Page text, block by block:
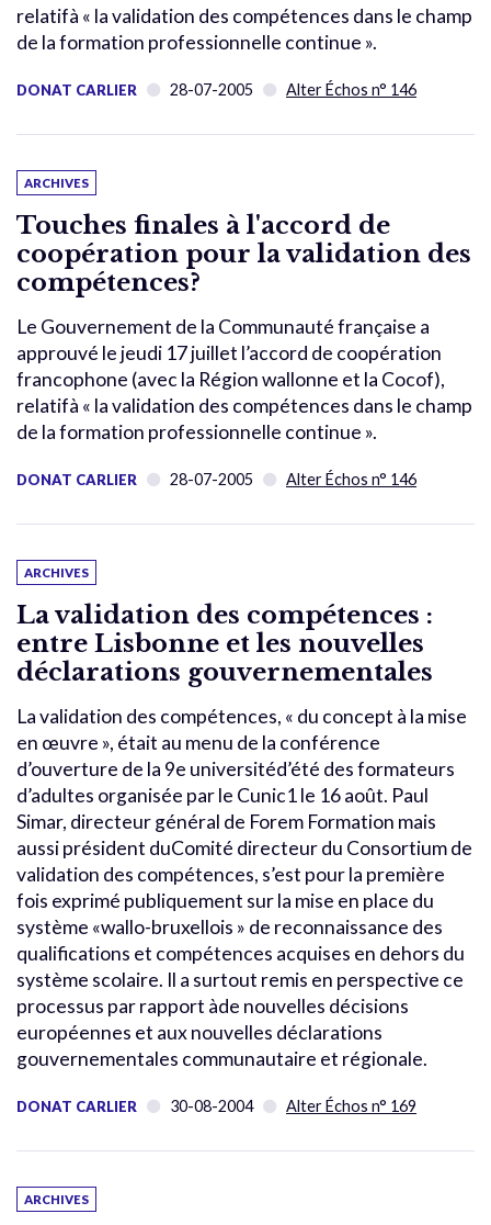
relatifà « la validation des compétences dans le champ
de la formation professionnelle continue ».
DONAT CARLIER 28-07-2005 Alter Échos n° 146
ARCHIVES
Touches finales à l'accord de
coopération pour la validation des
compétences?
Le Gouvernement de la Communauté française a
approuvé le jeudi 17 juillet l’accord de coopération
francophone (avec la Région wallonne et la Cocof),
relatifà « la validation des compétences dans le champ
de la formation professionnelle continue ».
DONAT CARLIER 28-07-2005 Alter Échos n° 146
ARCHIVES
La validation des compétences :
entre Lisbonne et les nouvelles
déclarations gouvernementales
La validation des compétences, « du concept à la mise
en œuvre », était au menu de la conférence
d’ouverture de la 9e universitéd’été des formateurs
d’adultes organisée par le Cunic1 le 16 août. Paul
Simar, directeur général de Forem Formation mais
aussi président duComité directeur du Consortium de
validation des compétences, s’est pour la première
fois exprimé publiquement sur la mise en place du
système «wallo-bruxellois » de reconnaissance des
qualifications et compétences acquises en dehors du
système scolaire. Il a surtout remis en perspective ce
processus par rapport àde nouvelles décisions
européennes et aux nouvelles déclarations
gouvernementales communautaire et régionale.
DONAT CARLIER 30-08-2004 Alter Échos n° 169
ARCHIVES